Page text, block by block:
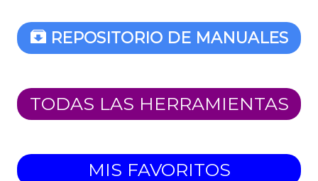
REPOSITORIO DE MANUALES
TODAS LAS HERRAMIENTAS
MIS FAVORITOS